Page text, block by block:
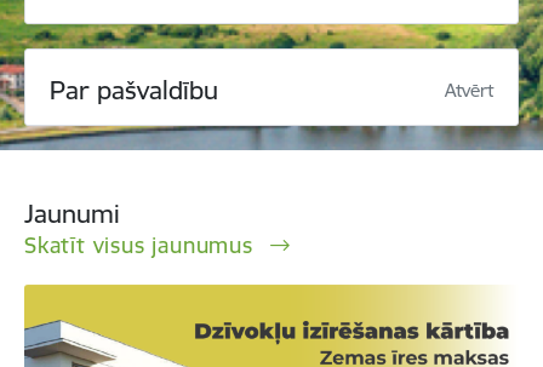
Par pašvaldību Atvērt
Jaunumi
Skatīt visus jaunumus